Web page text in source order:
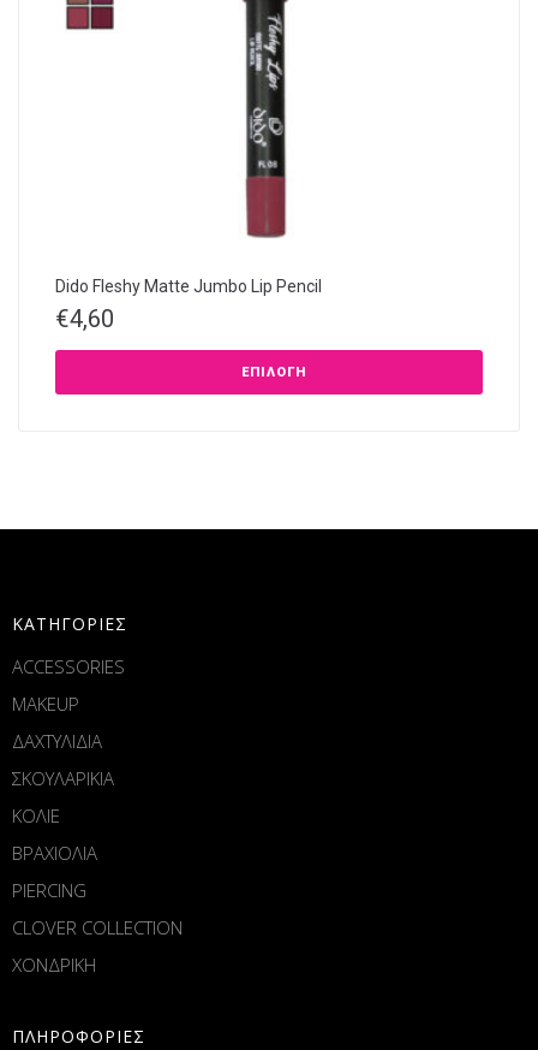
Dido Fleshy Matte Jumbo Lip Pencil
€4,60
ΕΠΙΛΟΓΉ
ΚΑΤΗΓΟΡΙΕΣ
ACCESSORIES
MAKEUP
ΔΑΧΤΥΛΙΔΙΑ
ΣΚΟΥΛΑΡΙΚΙΑ
ΚΟΛΙΕ
ΒΡΑΧΙΟΛΙΑ
PIERCING
CLOVER COLLECTION
ΧΟΝΔΡΙΚΗ
ΠΛΗΡΟΦΟΡΙΕΣ